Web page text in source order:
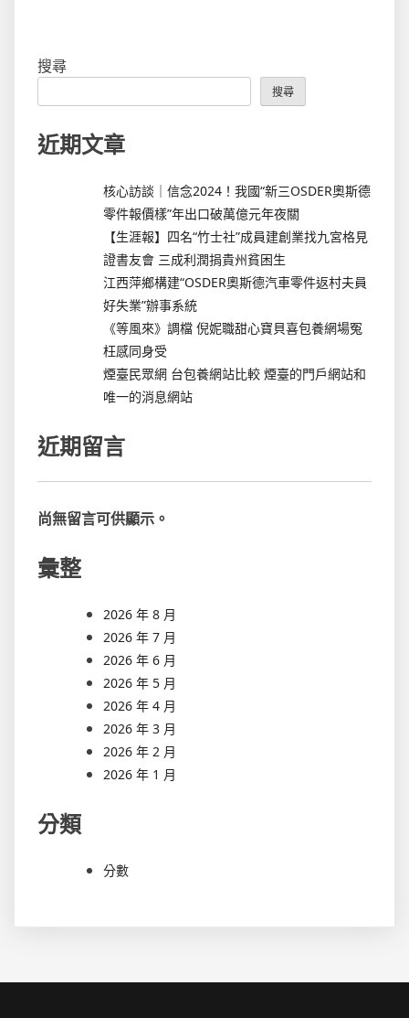
搜尋
搜尋
近期文章
核心訪談｜信念2024！我國“新三OSDER奧斯德
零件報價樣”年出口破萬億元年夜關
【生涯報】四名“竹士社”成員建創業找九宮格見
證書友會 三成利潤捐貴州貧困生
江西萍鄉構建“OSDER奧斯德汽車零件返村夫員
好失業”辦事系統
《等風來》調檔 倪妮職甜心寶貝喜包養網場冤
枉感同身受
煙臺民眾網 台包養網站比較 煙臺的門戶網站和
唯一的消息網站
近期留言
尚無留言可供顯示。
彙整
2026 年 8 月
2026 年 7 月
2026 年 6 月
2026 年 5 月
2026 年 4 月
2026 年 3 月
2026 年 2 月
2026 年 1 月
分類
分數